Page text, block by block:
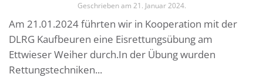
Geschrieben am 21. Januar 2024.
Am 21.01.2024 führten wir in Kooperation mit der
DLRG Kaufbeuren eine Eisrettungsübung am
Ettwieser Weiher durch.In der Übung wurden
Rettungstechniken...